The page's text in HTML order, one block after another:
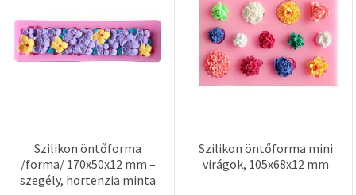
Szilikon öntőforma
/forma/ 170x50x12 mm –
szegély, hortenzia minta
Szilikon öntőforma mini
virágok, 105x68x12 mm